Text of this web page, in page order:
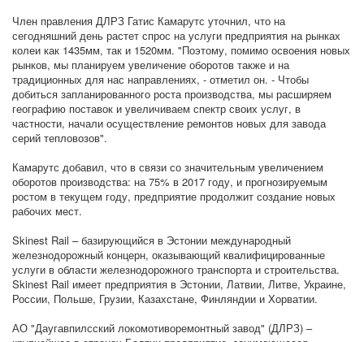
Член правления ДЛРЗ Гатис Камарутс уточнил, что на
сегодняшний день растет спрос на услуги предприятия на рынках
колеи как 1435мм, так и 1520мм. "Поэтому, помимо освоения новых
рынков, мы планируем увеличение оборотов также и на
традиционных для нас направлениях, - отметил он. - Чтобы
добиться запланированного роста производства, мы расширяем
географию поставок и увеличиваем спектр своих услуг, в
частности, начали осуществление ремонтов новых для завода
серий тепловозов".
Камарутс добавил, что в связи со значительным увеличением
оборотов производства: на 75% в 2017 году, и прогнозируемым
ростом в текущем году, предприятие продолжит создание новых
рабочих мест.
Skinest Rail – базирующийся в Эстонии международный
железнодорожный концерн, оказывающий квалифицированные
услуги в области железнодорожного транспорта и строительства.
Skinest Rail имеет предприятия в Эстонии, Латвии, Литве, Украине,
России, Польше, Грузии, Казахстане, Финляндии и Хорватии.
АО "Даугавпилсский локомотиворемонтный завод" (ДЛРЗ) –